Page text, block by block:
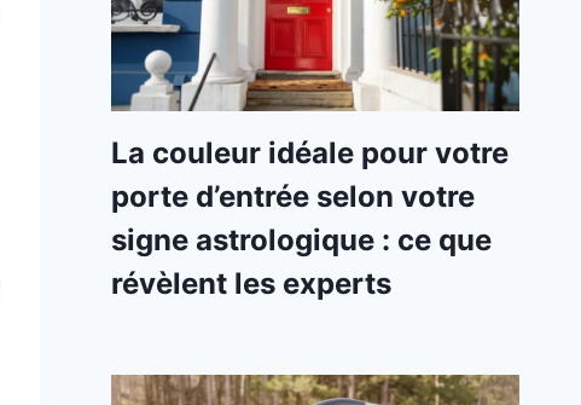
La couleur idéale pour votre
porte d’entrée selon votre
signe astrologique : ce que
révèlent les experts